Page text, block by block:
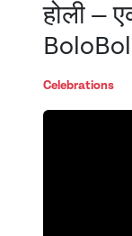
होली —
Celebrations